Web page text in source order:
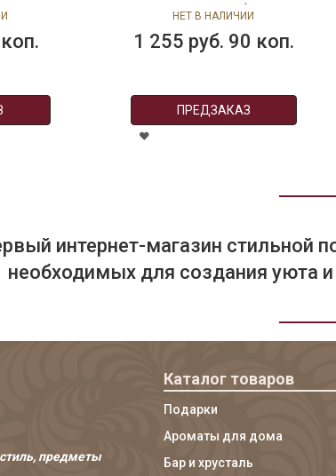
предметов)
НЕТ В НАЛИЧИИ
1 255 руб. 90 коп.
ПРЕДЗАКАЗ
интернет-магазин стильной
необходимых для создания уюта
предметы
Каталог товаров
Подарки
Ароматы для дома
Бар и хрусталь